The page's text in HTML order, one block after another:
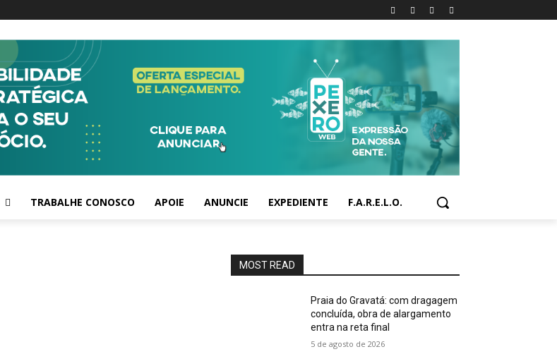
TRABALHE CONOSCO APOIE ANUNCIE EXPEDIENTE F.A.R.E.L.O.
MOST READ
Praia do Gravatá: com dragagem
concluída, obra de alargamento
entra na reta final
5 de agosto de 2026